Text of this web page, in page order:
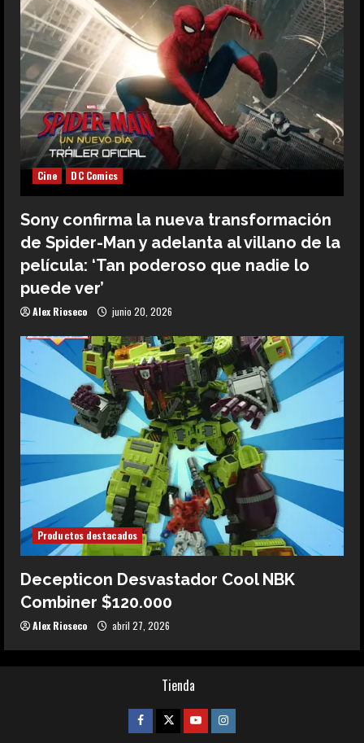
Cine DC Comics
Sony confirma la nueva transformación
de Spider-Man y adelanta al villano de la
película: ‘Tan poderoso que nadie lo
puede ver’
Alex Rioseco junio 20, 2026
Productos destacados
Decepticon Desvastador Cool NBK
Combiner $120.000
Alex Rioseco abril 27, 2026
Tienda
Facebook
TwitterYoutubeInstagram